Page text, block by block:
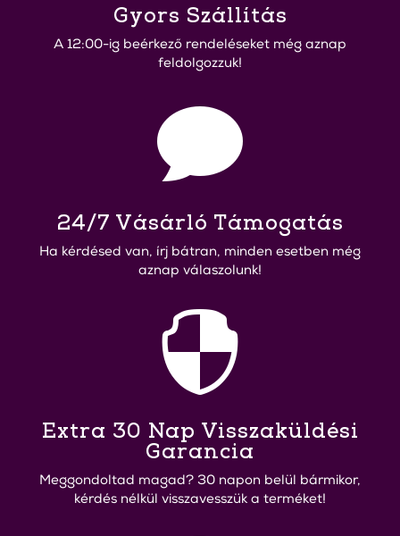
Gyors Szállítás
A 12:00-ig beérkező rendeléseket még aznap
feldolgozzuk!

24/7 Vásárló Támogatás
Ha kérdésed van, írj bátran, minden esetben még
aznap válaszolunk!

Extra 30 Nap Visszaküldési
Garancia
Meggondoltad magad? 30 napon belül bármikor,
kérdés nélkül visszavesszük a terméket!